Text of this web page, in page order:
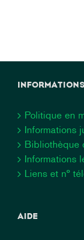
Politique en
Informations
Bibliothèque
Informations
Liens et n°
AIDE